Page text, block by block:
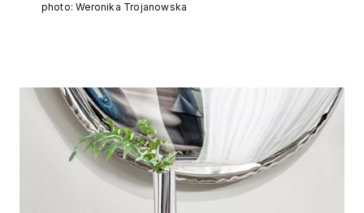
photo: Weronika Trojanowska